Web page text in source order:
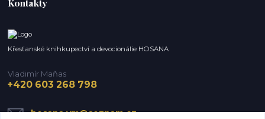
Kontakty
Křesťanské knihkupectví a devocionálie HOSANA
Vladimír Maňas
+420 603 268 798
hosana.vm@seznam.cz